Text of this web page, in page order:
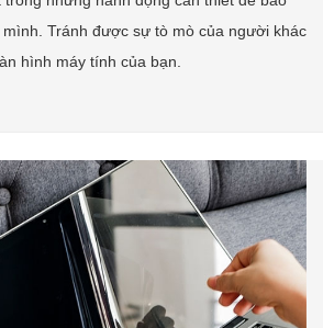
Tránh được sự tò mò của người khác
hình máy tính của bạn.